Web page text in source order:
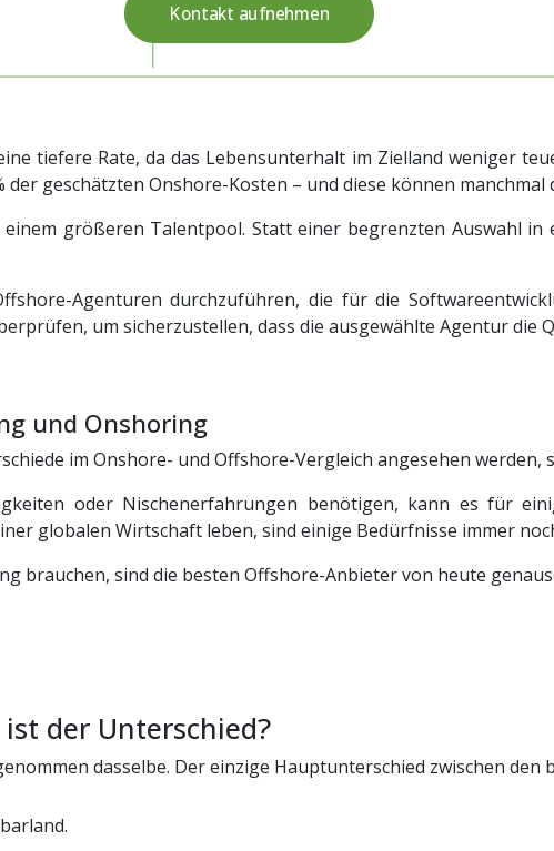
Kontakt aufnehmen
tiefere Rate, da das Lebensunterhalt im Zielland weniger
geschätzten Onshore-Kosten – und diese können manchmal
größeren Talentpool. Statt einer begrenzten Auswahl
Agenturen durchzuführen, die für die
um sicherzustellen, dass die ausgewählte Agentur die
und Onshoring
im Onshore- und Offshore-Vergleich angesehen werden,
oder Nischenerfahrungen benötigen, kann es für
globalen Wirtschaft leben, sind einige Bedürfnisse immer
brauchen, sind die besten Offshore-Anbieter von heute
der Unterschied?
dasselbe. Der einzige Hauptunterschied zwischen den